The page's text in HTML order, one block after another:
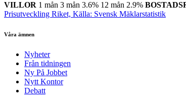
VILLOR 1 mån 3 mån 3.6% 12 mån 2.9%
Prisutveckling Riket, Källa: Svensk Mäklarstatistik
Våra ämnen
Nyheter
Från tidningen
Ny På Jobbet
Nytt Kontor
Debatt